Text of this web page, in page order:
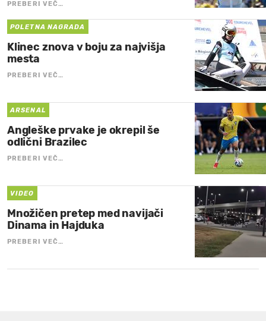
PREBERI VEČ…
POLETNA NAGRADA
Klinec znova v boju za najvišja
mesta
PREBERI VEČ…
ARSENAL
Angleške prvake je okrepil še
odlični Brazilec
PREBERI VEČ…
VIDEO
Množičen pretep med navijači
Dinama in Hajduka
PREBERI VEČ…